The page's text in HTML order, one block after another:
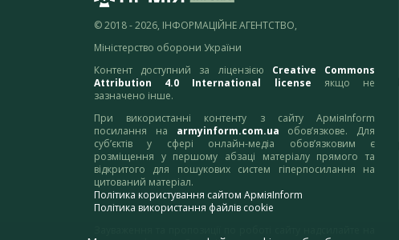
© 2018 - 2026, ІНФОРМАЦІЙНЕ АГЕНТСТВО,
Міністерство оборони України
Контент доступний за ліцензією Creative Commons
Attribution 4.0 International license якщо не
зазначено інше.
При використанні контенту з сайту АрміяInform
посилання на armyinform.com.ua обов’язкове. Для
суб’єктів у сфері онлайн-медіа обов’язковим є
розміщення у першому абзаці матеріалу прямого та
відкритого для пошукових систем гіперпосилання на
цитований матеріал.
Політика користування сайтом АрміяInform
Політика використання файлів cookie